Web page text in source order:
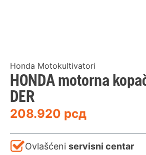
Honda Motokultivatori
HONDA motorna
DER
208.920 рсд
Ovlašćeni servisni centar